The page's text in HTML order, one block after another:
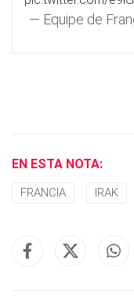
— Equipe de
EN ESTA NOTA:
FRANCIA IRAK